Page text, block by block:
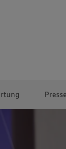
Presse